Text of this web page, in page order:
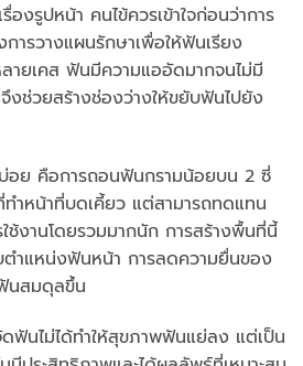
งรูปหน้า คนไข้ควรเข้าใจก่อนว่าการ
ารวางแผนรักษาเพื่อให้ฟันเรียง
ลายเคส ฟันมีความแออัดมากจนไม่มี
ช่วยสร้างช่องว่างให้ขยับฟันไปยัง
อย คือการถอนฟันกรามน้อยบน 2 ซี่
ำหน้าที่บดเคี้ยว แต่สามารถทดแทน
ช้งานโดยรวมมากนัก การสร้างพื้นที่นี้
ำแหน่งฟันหน้า การลดความยื่นของ
นสมดุลขึ้น
นไม่ได้ทำให้สุขภาพฟันแย่ลง แต่เป็น